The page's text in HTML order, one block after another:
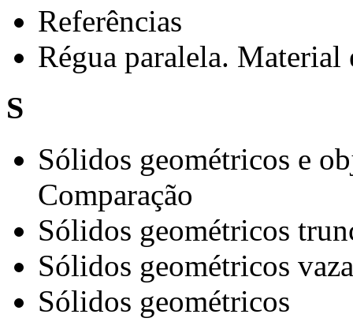
Referências
Régua paralela. Material
S
Sólidos geométricos e
Comparação
Sólidos geométricos
Sólidos geométricos
Sólidos geométricos